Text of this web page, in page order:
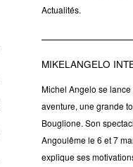
Actualités.
MIKELANGELO
Michel Angelo se
aventure, une grande
Bouglione. Son
Angoulême le 6 et 7
explique ses